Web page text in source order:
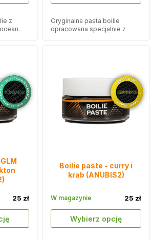
z
Oryginalna pasta boilie
opracowana specjalnie z
25 zł
Boilie paste - curry i
krab (ANUBIS2)
Wybierz opcję
25 zł
W magazynie